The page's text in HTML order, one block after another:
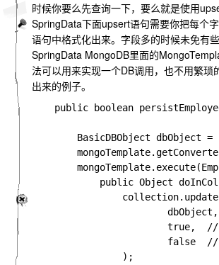
时候你要么先查询一下，要么就是使用
SpringData下面upsert语句需要你把每个
语句中格式化出来。字段多的时候未免有些
SpringData MongoDB里面的
法可以用来实现一个DB调用，也不用繁琐
出来的例子。
public boolean
BasicDBObject dbObject =
public Object
                        dbObject,
true,
false
                );